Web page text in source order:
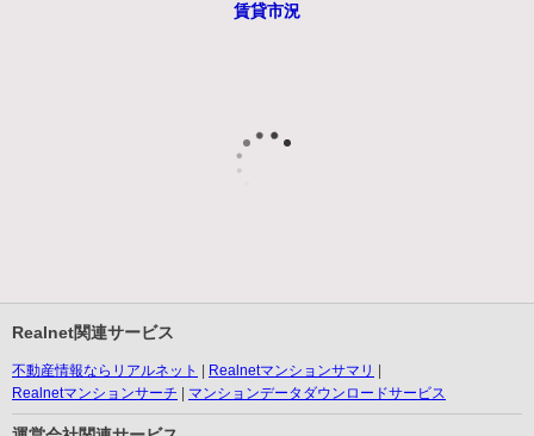
賃貸市況
Realnet関連サービス
不動産情報ならリアルネット
Realnetマンションサマリ
Realnetマンションサーチ
マンションデータダウンロードサービス